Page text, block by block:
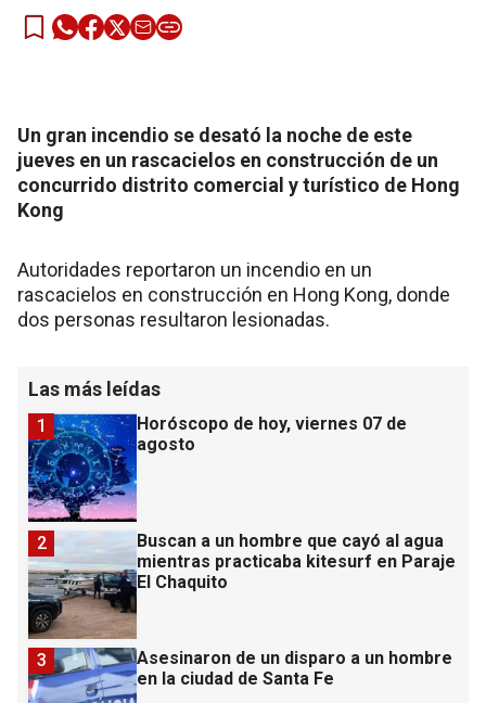
Un gran incendio se desató la noche de este
jueves en un rascacielos en construcción de un
concurrido distrito comercial y turístico de Hong
Kong
Autoridades reportaron un incendio en un
rascacielos en construcción en Hong Kong, donde
dos personas resultaron lesionadas.
Las más leídas
Horóscopo de hoy, viernes 07 de
agosto
1
Buscan a un hombre que cayó al agua
mientras practicaba kitesurf en Paraje
El Chaquito
2
Asesinaron de un disparo a un hombre
en la ciudad de Santa Fe
3